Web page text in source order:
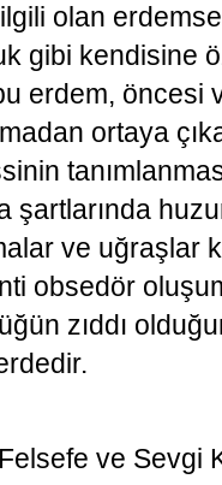
olan
gibi kendisine
erdem, öncesi
ortaya
şartlarında
ve uğraşlar
obsedör
zıddı
ve Sevgi